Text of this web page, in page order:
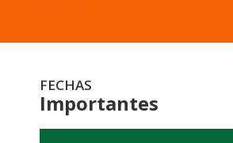
FECHAS
Importantes